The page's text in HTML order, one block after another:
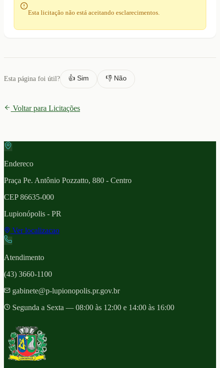
Esta licitação não está aceitando esclarecimentos.
Esta página foi útil? 👍 Sim 👎 Não
Voltar para Licitações
Endereco
Praça Pe. Antônio Pozzatto, 880 - Centro
CEP86635-000
Lupionópolis - PR
Ver localizacao
Atendimento
(43) 3660-1100
gabinete@p-lupionopolis.pr.gov.br
Segunda a Sexta — 08:00 às 12:00 e 14:00 às 16:00